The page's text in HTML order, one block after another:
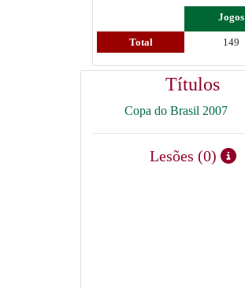
Jogos
Total 149
Títulos
Copa do Brasil 2007
Lesões (0)